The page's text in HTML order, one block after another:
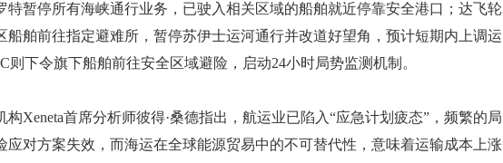
特暂停所有海峡通行业务，已驶入相关区域的船舶就近停靠安全港口；达飞轮
船舶前往指定避难所，暂停苏伊士运河通行并改道好望角，预计短期内上调运
则下令旗下船舶前往安全区域避险，启动24小时局势监测机制。
首席分析师彼得·桑德指出，航运业已陷入“应急计划疲态”，频繁的局
应对方案失效，而海运在全球能源贸易中的不可替代性，意味着运输成本上涨